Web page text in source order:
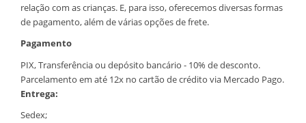
relação com as crianças. E, para isso, oferecemos diversas formas
de pagamento, além de várias opções de frete.
Pagamento
PIX, Transferência ou depósito bancário - 10% de desconto.
Parcelamento em até 12x no cartão de crédito via Mercado Pago.
Entrega:
Sedex;